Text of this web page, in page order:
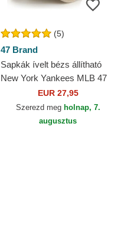
(5)
47 Brand
Sapkák ívelt bézs állítható
New York Yankees MLB 47
EUR 27,95
Szerezd meg holnap, 7.
augusztus